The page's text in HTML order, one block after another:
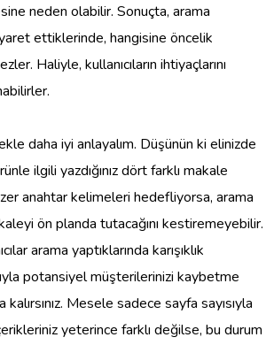
neden olabilir. Sonuçta, arama
ettiklerinde, hangisine öncelik
Haliyle, kullanıcıların ihtiyaçlarını
daha iyi anlayalım. Düşünün ki elinizde
ilgili yazdığınız dört farklı makale
anahtar kelimeleri hedefliyorsa, arama
ön planda tutacağını kestiremeyebilir.
arama yaptıklarında karışıklık
potansiyel müşterilerinizi kaybetme
kalırsınız. Mesele sadece sayfa sayısıyla
yeterince farklı değilse, bu durum